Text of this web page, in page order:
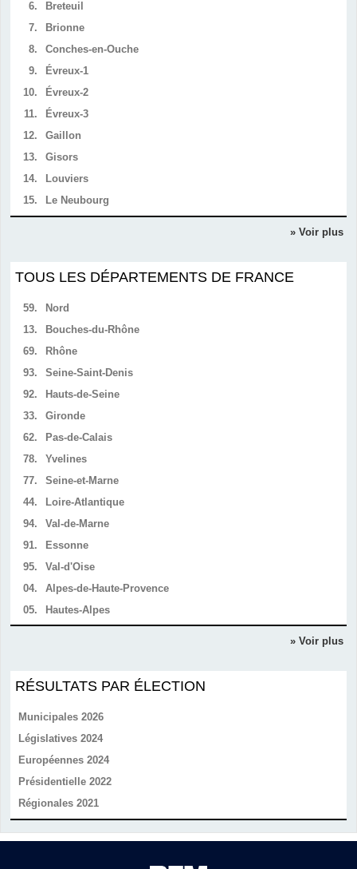
6.
Breteuil
7.
Brionne
8.
Conches-en-Ouche
9.
Évreux-1
10.
Évreux-2
11.
Évreux-3
12.
Gaillon
13.
Gisors
14.
Louviers
15.
Le Neubourg
» Voir plus
TOUS LES DÉPARTEMENTS DE FRANCE
59.
Nord
13.
Bouches-du-Rhône
69.
Rhône
93.
Seine-Saint-Denis
92.
Hauts-de-Seine
33.
Gironde
62.
Pas-de-Calais
78.
Yvelines
77.
Seine-et-Marne
44.
Loire-Atlantique
94.
Val-de-Marne
91.
Essonne
95.
Val-d'Oise
04.
Alpes-de-Haute-Provence
05.
Hautes-Alpes
» Voir plus
RÉSULTATS PAR ÉLECTION
Municipales 2026
Législatives 2024
Européennes 2024
Présidentielle 2022
Régionales 2021